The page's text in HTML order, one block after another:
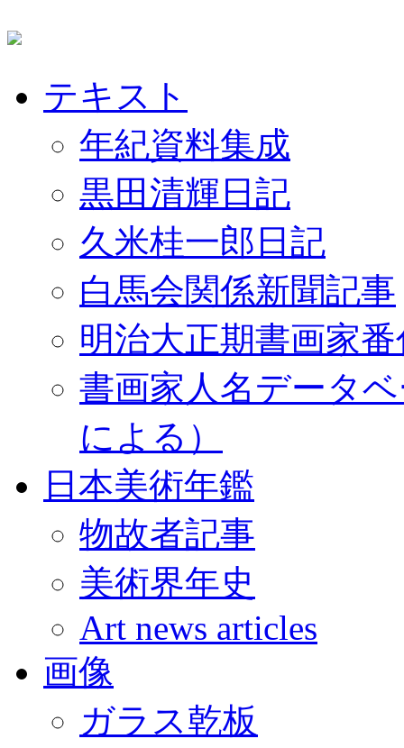
テキスト
年紀資料集成
黒田清輝日記
久米桂一郎日記
白馬会関係新聞記事
明治大正期書画家
書画家人名データ
による）
日本美術年鑑
物故者記事
美術界年史
Art news articles
画像
ガラス乾板